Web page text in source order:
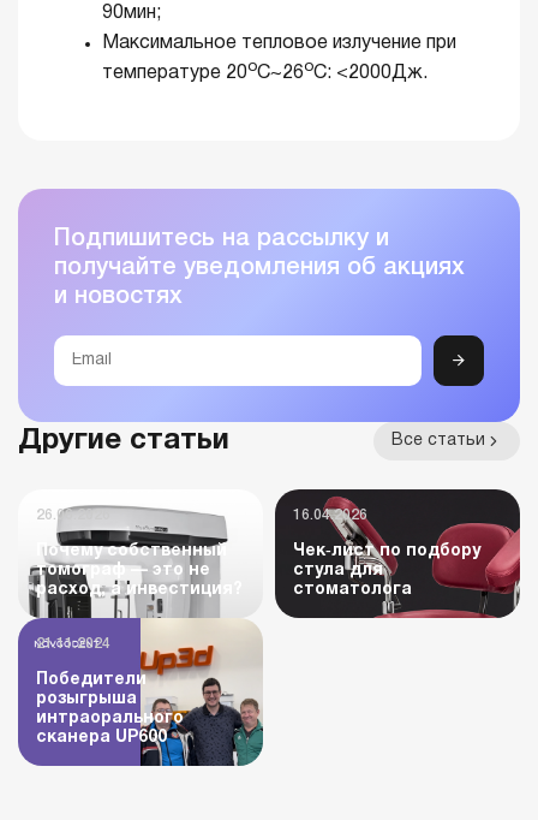
90мин;
Максимальное тепловое излучение при
температуре 20оC~26оC: <2000Дж.
Подпишитесь на рассылку и
получайте уведомления об акциях
и новостях
Другие статьи Все статьи
26.06.2026
Почему собственный
томограф — это не
расход, а инвестиция?
16.04.2026
Чек‑лист по подбору
стула для
стоматолога
21.11.2024
Победители
розыгрыша
интраорального
сканера UP600